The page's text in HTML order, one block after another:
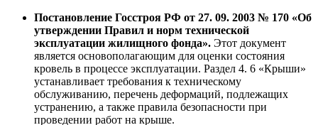
Постановление Госстроя РФ от 27. 09. 2003 № 170 «Об
утверждении Правил и норм технической
эксплуатации жилищного фонда». Этот документ
является основополагающим для оценки состояния
кровель в процессе эксплуатации. Раздел 4. 6 «Крыши»
устанавливает требования к техническому
обслуживанию, перечень деформаций, подлежащих
устранению, а также правила безопасности при
проведении работ на крыше.